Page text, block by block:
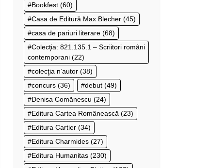
Bookfest (60)
Casa de Editură Max Blecher (45)
casa de pariuri literare (68)
Colecţia: 821.135.1 – Scriitori români
contemporani (22)
colecţia n’autor (38)
concurs (36) debut (49)
Denisa Comănescu (24)
Editura Cartea Românească (23)
Editura Cartier (34)
Editura Charmides (27)
Editura Humanitas (230)